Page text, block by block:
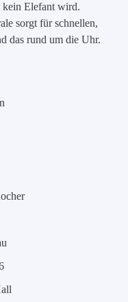
kein Elefant wird.
sorgt für schnellen,
das rund um die Uhr.